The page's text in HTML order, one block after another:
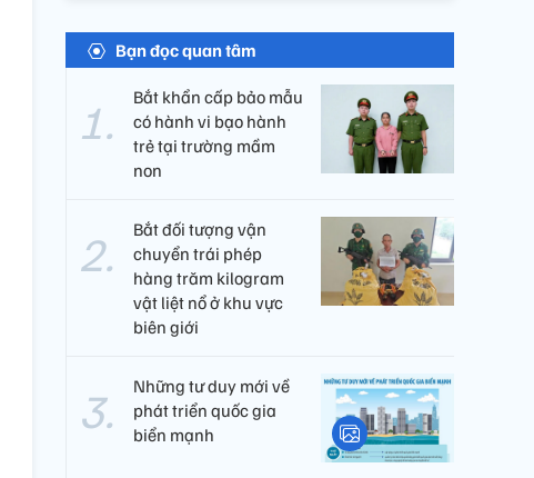
Bạn đọc quan tâm
Bắt khẩn cấp bảo mẫu
có hành vi bạo hành
trẻ tại trường mầm
non
Bắt đối tượng vận
chuyển trái phép
hàng trăm kilogram
vật liệt nổ ở khu vực
biên giới
Những tư duy mới về
phát triển quốc gia
biển mạnh